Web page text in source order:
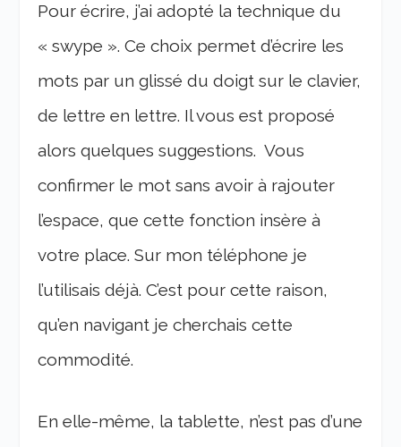
Pour écrire, j’ai adopté la technique du
« swype ». Ce choix permet d’écrire les
mots par un glissé du doigt sur le clavier,
de lettre en lettre. Il vous est proposé
alors quelques suggestions. Vous
confirmer le mot sans avoir à rajouter
l’espace, que cette fonction insère à
votre place. Sur mon téléphone je
l’utilisais déjà. C’est pour cette raison,
qu’en navigant je cherchais cette
commodité.
En elle-même, la tablette, n’est pas d’une